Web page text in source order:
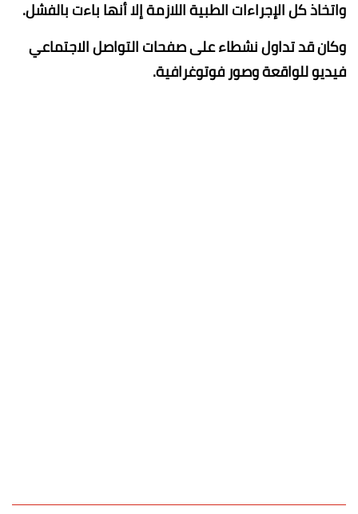
واتخاذ كل الإجراءات الطبية اللازمة إلا أنها باءت بالفشل.
وكان قد تداول نشطاء على صفحات التواصل الاجتماعي
فيديو للواقعة وصور فوتوغرافية.